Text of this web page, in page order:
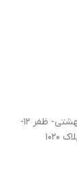
آدرس کارخانه: استان البرز، کرج، کمالشهر، بلوار شهید بهشتی- ظفر 12-